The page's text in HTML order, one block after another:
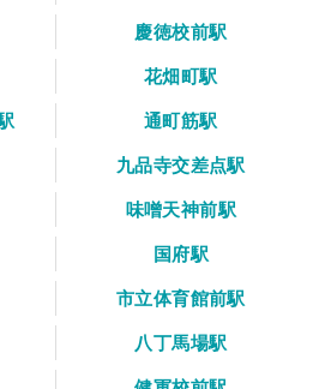
慶徳校前駅
花畑町駅
通町筋駅
九品寺交差点駅
味噌天神前駅
国府駅
市立体育館前駅
八丁馬場駅